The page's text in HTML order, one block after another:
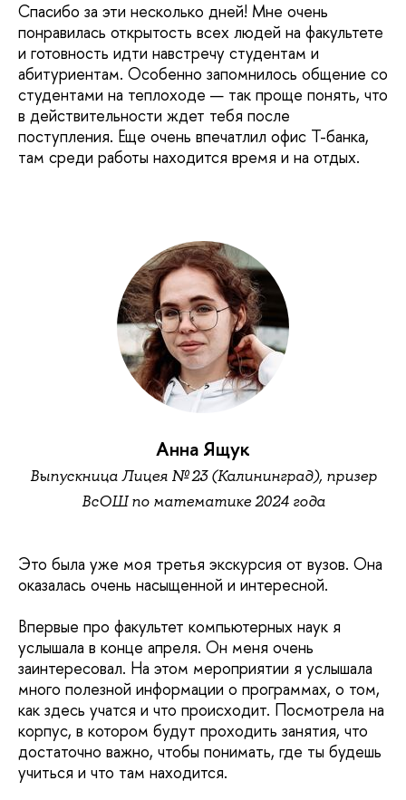
Спасибо за эти несколько дней! Мне очень
понравилась открытость всех людей на факультете
и готовность идти навстречу студентам и
абитуриентам. Особенно запомнилось общение со
студентами на теплоходе — так проще понять, что
в действительности ждет тебя после
поступления. Еще очень впечатлил офис Т-банка,
там среди работы находится время и на отдых.
Анна Ящук
Выпускница Лицея № 23 (Калининград), призер
ВсОШ по математике 2024 года
Это была уже моя третья экскурсия от вузов. Она
оказалась очень насыщенной и интересной.
Впервые про факультет компьютерных наук я
услышала в конце апреля. Он меня очень
заинтересовал. На этом мероприятии я услышала
много полезной информации о программах, о том,
как здесь учатся и что происходит. Посмотрела на
корпус, в котором будут проходить занятия, что
достаточно важно, чтобы понимать, где ты будешь
учиться и что там находится.